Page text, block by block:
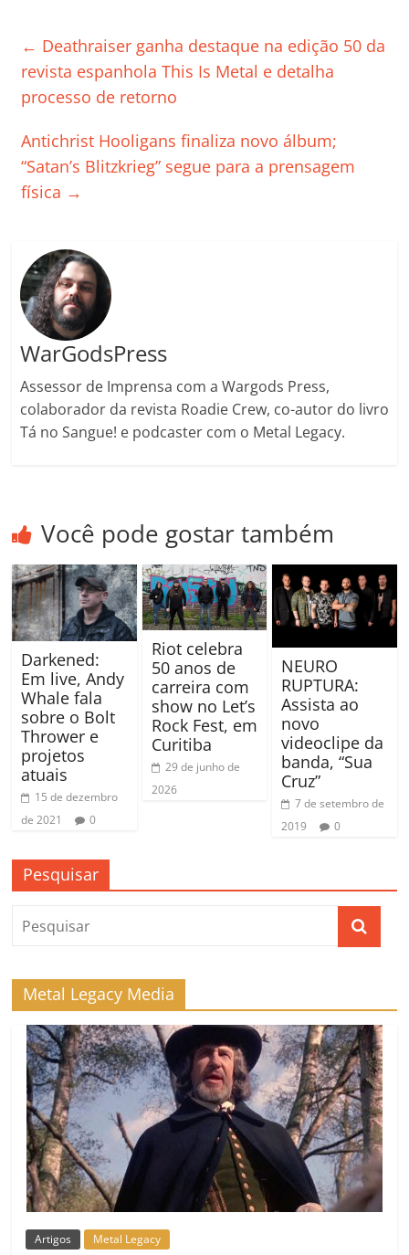
e
b
o
o
k
er l s
A
p
p
e
dI
gl
e
ss
ro
y
Li
k
p
ar
ar
← Deathraiser ganha destaque na edição 50 da
revista espanhola This Is Metal e detalha
processo de retorno
Antichrist Hooligans finaliza novo álbum;
“Satan’s Blitzkrieg” segue para a prensagem
física →
WarGodsPress
Assessor de Imprensa com a Wargods Press,
colaborador da revista Roadie Crew, co-autor do livro
Tá no Sangue! e podcaster com o Metal Legacy.
Você pode gostar também
Darkened:
Em live, Andy
Whale fala
sobre o Bolt
Thrower e
projetos
atuais
15 de dezembro
de 2021
0
Riot celebra
50 anos de
carreira com
show no Let’s
Rock Fest, em
Curitiba
29 de junho de
2026
NEURO
RUPTURA:
Assista ao
novo
videoclipe da
banda, “Sua
Cruz”
7 de setembro de
2019
0
Pesquisar
Metal Legacy Media
Artigos Metal Legacy